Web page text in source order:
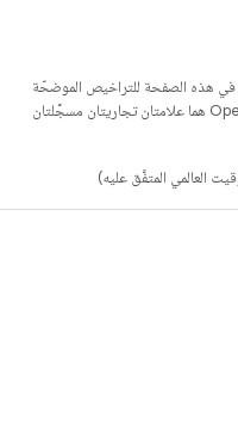
في هذه الصفحة للتراخيص الموضحّة
. إنّ Java وOpenJDK هما علامتان تجاريتان مسجَّلتان